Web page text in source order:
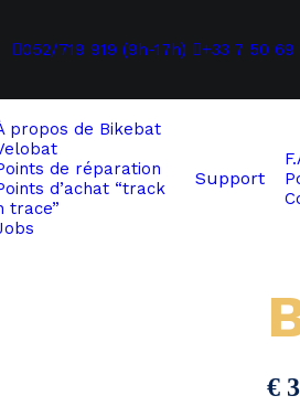
052/719 919 (9h-17h) +33 7 50 69
propos de Bikebat
de réparation
d’achat “track
trace”
Support
€